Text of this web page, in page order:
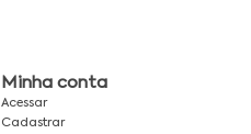
Minha conta
Acessar
Cadastrar